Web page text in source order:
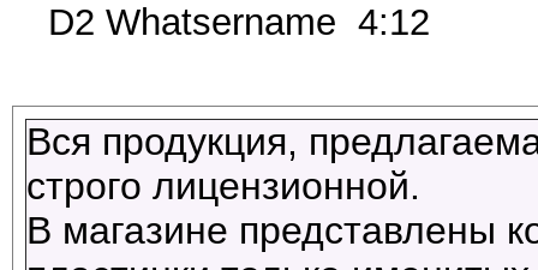
D2 Whatsername 4:12
Вся продукция,
строго лицензионной.
В магазине представлены